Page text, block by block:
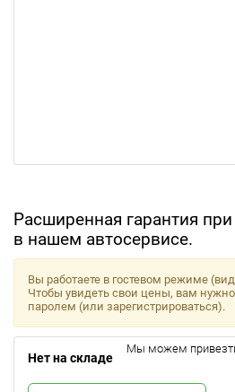
Расширенная гарантия
в нашем автосервисе.
Вы работаете в гостевом режиме
Чтобы увидеть свои цены, вам
паролем (или зарегистрироваться).
Нет на складе
Мы можем